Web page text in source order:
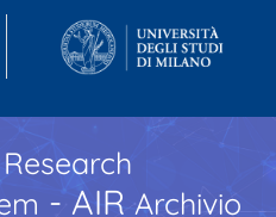
- AIR Archivio